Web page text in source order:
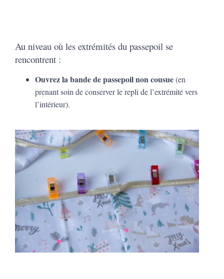
Au niveau où les extrémités du passepoil se
rencontrent :
Ouvrez la bande de passepoil non cousue(en
prenant soin de conserver le repli de l’extrémité vers
l’intérieur).